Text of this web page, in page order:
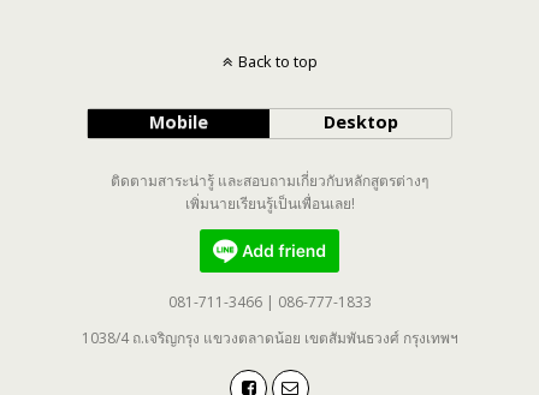
Back to top
Mobile Desktop
ติดตามสาระน่ารู้ และสอบถามเกี่ยวกับหลักสูตรต่างๆ
เพิ่มนายเรียนรู้เป็นเพื่อนเลย!
081-711-3466 | 086-777-1833
1038/4 ถ.เจริญกรุง แขวงตลาดน้อย เขตสัมพันธวงศ์ กรุงเทพฯ